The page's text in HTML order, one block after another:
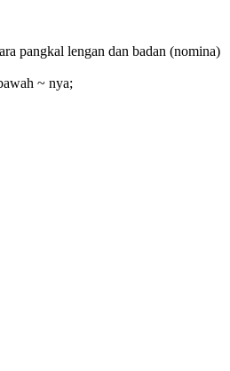
pangkal lengan dan badan (nomina)
~ nya;